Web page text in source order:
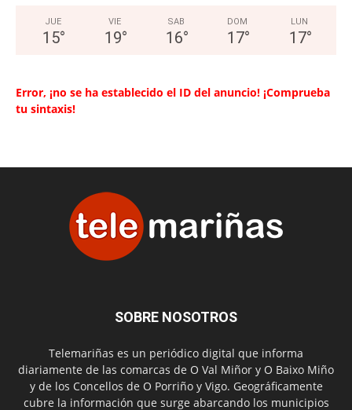
JUE
15°
VIE
19°
SAB
16°
DOM
17°
LUN
17°
Error, ¡no se ha establecido el ID del anuncio! ¡Comprueba
tu sintaxis!
SOBRE NOSOTROS
Telemariñas es un periódico digital que informa
diariamente de las comarcas de O Val Miñor y O Baixo Miño
y de los Concellos de O Porriño y Vigo. Geográficamente
cubre la información que surge abarcando los municipios